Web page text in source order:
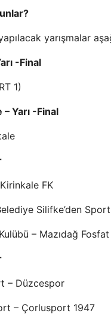
yarışmalar
-Final
1)
Yarı -Final
FK
Silifke’den Sport
– Mazıdağ Fosfat
– Düzcespor
– Çorlusport 1947